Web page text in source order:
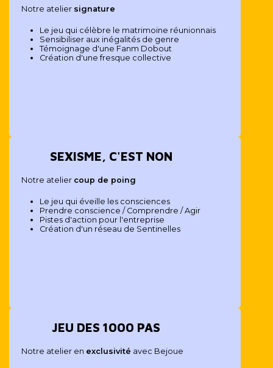
Notre atelier signature
Le jeu qui célèbre le matrimoine réunionnais
Sensibiliser aux inégalités de genre
Témoignage d'une Fanm Dobout
Création d'une fresque collective
SEXISME, C'EST NON
Notre atelier coup de poing
Le jeu qui éveille les consciences
Prendre conscience / Comprendre / Agir
Pistes d'action pour l'entreprise
Création d'un réseau de Sentinelles
JEU DES 1000 PAS
Notre atelier en exclusivité avec Bejoue